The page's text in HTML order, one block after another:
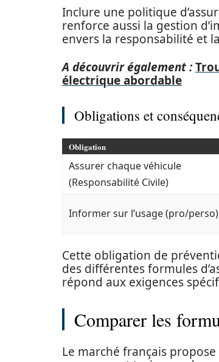
Inclure une politique
renforce aussi la gestion
envers la responsabilité et
A découvrir également :
électrique abordable
Obligations et
Obligation
Assurer chaque véhicule
(Responsabilité Civile)
Informer sur l’usage (pro/perso)
Cette obligation de
des différentes formules
répond aux exigences
Comparer les
Le marché français